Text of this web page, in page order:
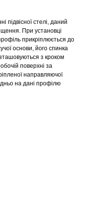
підвісної стелі, даний
При установці
прикріплюється до
основи, його спинка
з кроком
поверхні за
направляючої
на дані профілю